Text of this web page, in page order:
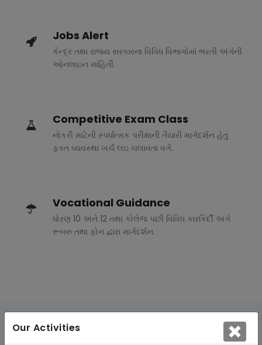
Our Activities
Jobs Alert
કેન્દ્ર તથા રાજ્ય સરકારના વિવિધ વિભાગોમાં ભરતી અંગેની
ઓનલાઇન માહિતી.
Competitive Exam Class
નોકરી માટેની સ્પર્ધાત્મક પરીક્ષાની તૈયારી માર્ગદર્શન હેતુ
ફક્ત વ્યવસ્થા ખર્ચ લઇ ચલાવતા વર્ગ.
Vocational Guidance
ધોરણ 10 અને 12 તથા કોલેજ પછી વિવિધ કારકિર્દી અંગે
રૂબરુ તથા ફોન દ્વારા માર્ગદર્શન.